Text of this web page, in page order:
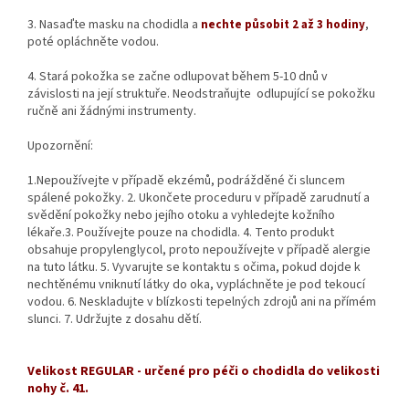
3. Nasaďte masku na chodidla a nechte působit 2 až 3 hodiny,
poté opláchněte vodou.
4. Stará pokožka se začne odlupovat během 5-10 dnů v
závislosti na její struktuře. Neodstraňujte odlupující se pokožku
ručně ani žádnými instrumenty.
Upozornění:
1.Nepoužívejte v případě ekzémů, podrážděné či sluncem
spálené pokožky. 2. Ukončete proceduru v případě zarudnutí a
svědění pokožky nebo jejího otoku a vyhledejte kožního
lékaře.3. Používejte pouze na chodidla. 4. Tento produkt
obsahuje propylenglycol, proto nepoužívejte v případě alergie
na tuto látku. 5. Vyvarujte se kontaktu s očima, pokud dojde k
nechtěnému vniknutí látky do oka, vypláchněte je pod tekoucí
vodou. 6. Neskladujte v blízkosti tepelných zdrojů ani na přímém
slunci. 7. Udržujte z dosahu dětí.
Velikost REGULAR - určené pro péči o chodidla do velikosti
nohy č. 41.